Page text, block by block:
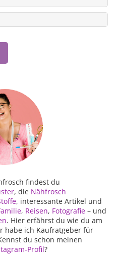
findest du
, die Nähfrosch
, interessante Artikel und
, Reisen, Fotografie – und
. Hier erfährst du wie du am
habe ich Kaufratgeber für
du schon meinen
Profil?